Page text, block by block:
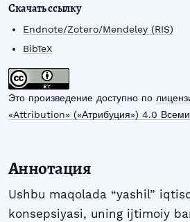
Скачать ссылку
Endnote/Zotero/Mendeley (RIS)
BibTeX
Это произведение доступно по
«Attribution» («Атрибуция») 4.0
Аннотация
Ushbu maqolada “yashil”
konsepsiyasi, uning ijtimoiy